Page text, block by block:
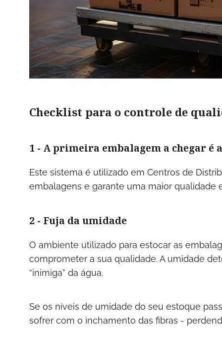
Checklist para o controle de
1 - A primeira embalagem a chegar
Este sistema é utilizado em Centros de
embalagens e garante uma maior qualidade
2 - Fuja da umidade
O ambiente utilizado para estocar as
comprometer a sua qualidade. A umidade
“inimiga” da água.
Se os níveis de umidade do seu estoque
sofrer com o inchamento das fibras -